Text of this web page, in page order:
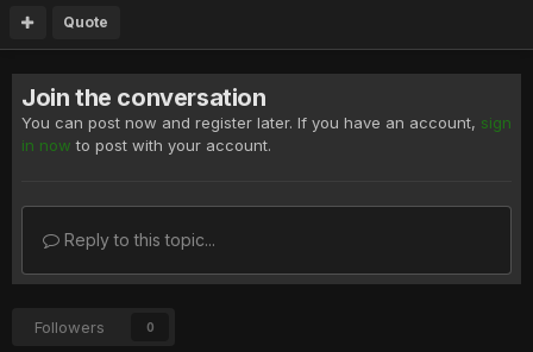
Quote
Join the conversation
You can post now and register later. If you have an account, sign
in now to post with your account.
Reply to this topic...
Followers 0